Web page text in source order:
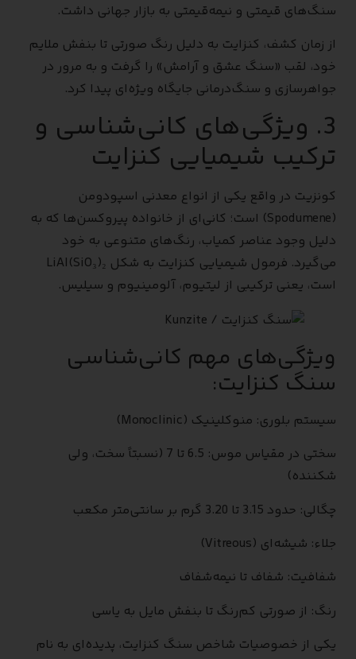
سنگ‌های قیمتی و نیمه‌قیمتی به بازار جهانی داشت.
از زمان کشف، کنزایت به دلیل رنگ صورتی تا بنفش ملایم
خود، لقب «سنگ عشق و آرامش» را گرفت و به مرور در
جواهرسازی و سنگ‌درمانی جایگاه ویژه‌ای پیدا کرد.
3. ویژگی‌های کانی‌شناسی و
ترکیب شیمیایی کنزایت
کونزیت در واقع یکی از انواع معدنی اسپودومن
(Spodumene) است؛ کانی‌ای از خانواده پیروکسن‌ها که به
دلیل وجود عناصر کمیاب، رنگ‌های متنوعی به خود
می‌گیرد. فرمول شیمیایی کنزایت به شکل LiAl(SiO₃)₂
است، یعنی ترکیبی از لیتیوم، آلومینیوم و سیلیس.
ویژگی‌های مهم کانی‌شناسی
سنگ کنزایت:
سیستم بلوری: منوکلینیک (Monoclinic)
سختی در مقیاس موس: 6.5 تا 7 (نسبتاً سخت، ولی
شکننده)
چگالی: حدود 3.15 تا 3.20 گرم بر سانتی‌متر مکعب
جلاء: شیشه‌ای (Vitreous)
شفافیت: شفاف تا نیمه‌شفاف
رنگ: از صورتی کم‌رنگ تا بنفش مایل به یاسی
یکی از خصوصیات شاخص سنگ کنزایت، پدیده‌ای به نام